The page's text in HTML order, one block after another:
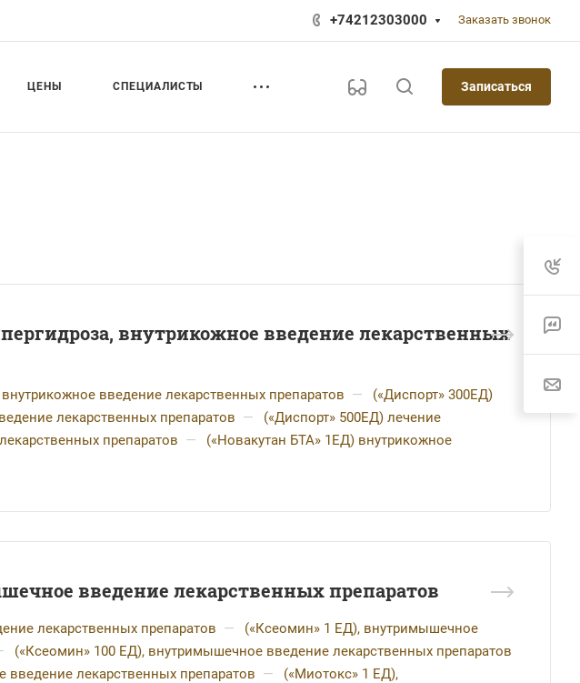
+74212303000 Заказать звонок
ЦЕНЫ СПЕЦИАЛИСТЫ Записаться
внутрикожное введение лекарственных
введение лекарственных препаратов —
(«Диспорт» 300ЕД)
лекарственных препаратов —
(«Диспорт» 500ЕД) лечение
препаратов —
(«Новакутан БТА» 1ЕД) внутрикожное
введение лекарственных препаратов
лекарственных препаратов —
(«Ксеомин» 1 ЕД), внутримышечное
(«Ксеомин» 100 ЕД), внутримышечное введение лекарственных препаратов
лекарственных препаратов —
(«Миотокс» 1 ЕД),